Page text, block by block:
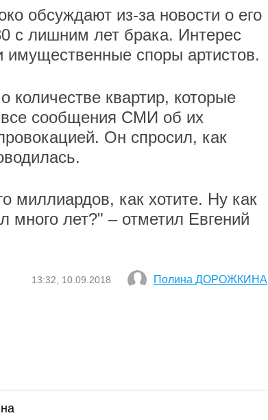
обсуждают из-за новости о его
с лишним лет брака. Интерес
споры артистов.
количестве квартир, которые
все сообщения СМИ об их
Он спросил, как
миллиардов, как хотите. Ну как
много лет?" – отметил Евгений
13:32, 10.09.2018 Полина ДОРОЖКИНА